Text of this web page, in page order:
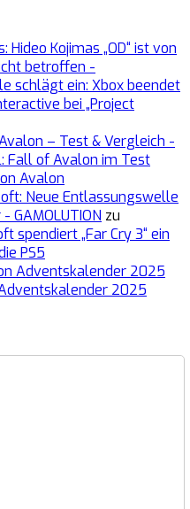
Kojimas „OD“ ist von
betroffen -
schlägt ein: Xbox beendet
bei „Project
– Test & Vergleich -
Fall of Avalon im Test
Avalon
Neue Entlassungswelle
zu
spendiert „Far Cry 3“ ein
PS5
Adventskalender 2025
2025